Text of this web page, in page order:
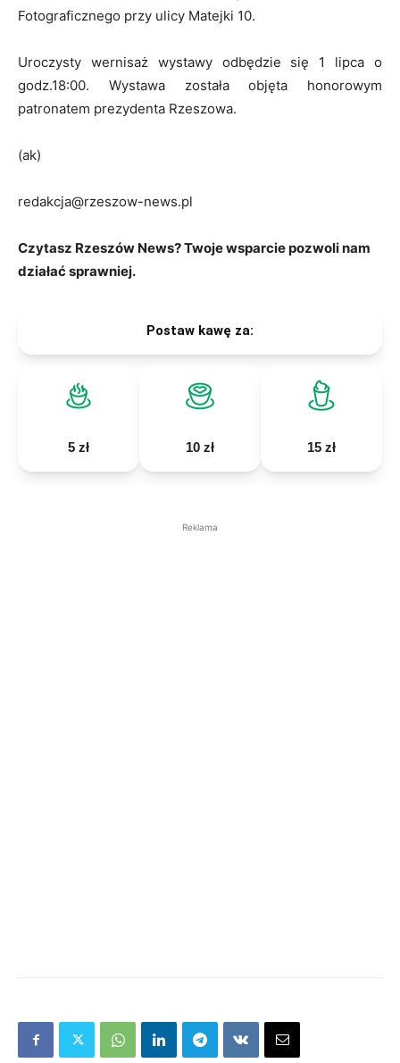
Fotograficznego przy ulicy Matejki 10.
Uroczysty wernisaż wystawy odbędzie się 1 lipca o
godz.18:00. Wystawa została objęta honorowym
patronatem prezydenta Rzeszowa.
(ak)
redakcja@rzeszow-news.pl
Czytasz Rzeszów News? Twoje wsparcie pozwoli nam
działać sprawniej.
Postaw kawę za:
5 zł 10 zł 15 zł
Reklama